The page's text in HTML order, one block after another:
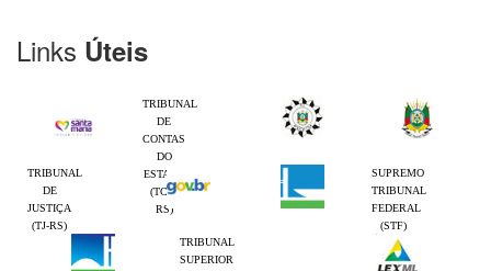
Links Úteis
TRIBUNAL
DE
CONTAS
DO
ESTADO
(TCE-
RS)
TRIBUNAL
DE
JUSTIÇA
(TJ-RS)
SUPREMO
TRIBUNAL
FEDERAL
(STF)
TRIBUNAL
SUPERIOR